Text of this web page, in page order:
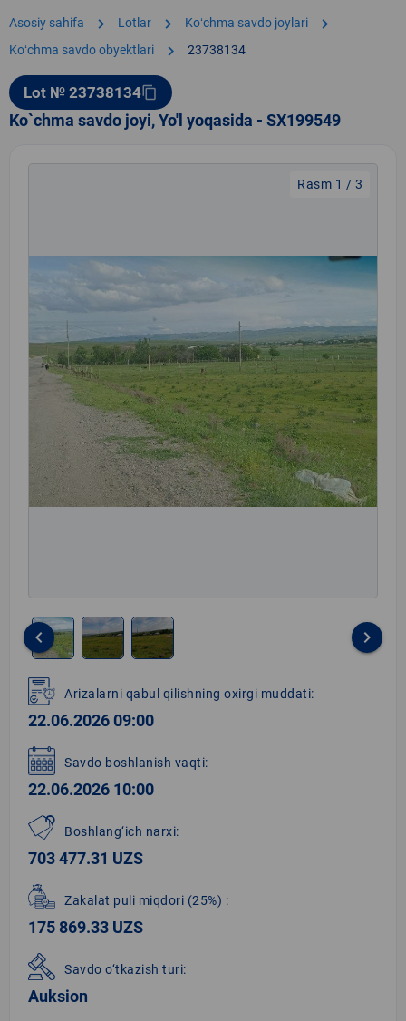
Asosiy sahifa chevron_right Lotlar chevron_right Koʻchma savdo joylari chevron_right
Koʻchma savdo obyektlari chevron_right 23738134
Lot № 23738134content_copy
Ko`chma savdo joyi, Yo'l yoqasida - SX199549
Rasm 1 / 3
1
of
3
keyboard_arrow_left keyboard_arrow_right
Arizalarni qabul qilishning oxirgi muddati:
22.06.2026 09:00
Savdo boshlanish vaqti:
22.06.2026 10:00
Boshlang‘ich narxi:
703 477.31 UZS
Zakalat puli miqdori (25%) :
175 869.33 UZS
Savdo o‘tkazish turi:
Auksion